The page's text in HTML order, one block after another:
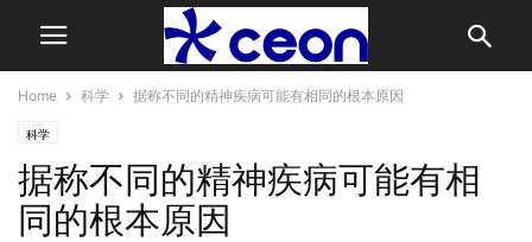
Home 科学 据称不同的精神疾病可能有相同的根本原因
科学
据称不同的精神疾病可能有相
同的根本原因